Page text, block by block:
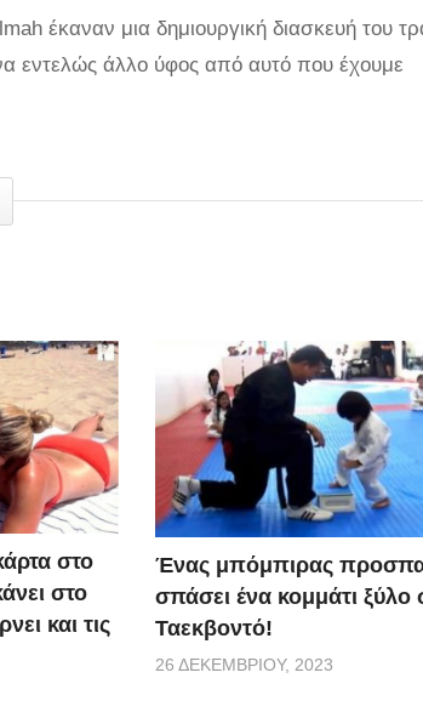
έκαναν μια δημιουργική διασκευή του
εντελώς άλλο ύφος από αυτό που έχουμε
στο
στο
και τις
Ένας μπόμπιρας
σπάσει ένα κομμάτι ξύλο
Ταεκβοντό!
26 ΔΕΚΕΜΒΡΊΟΥ, 2023